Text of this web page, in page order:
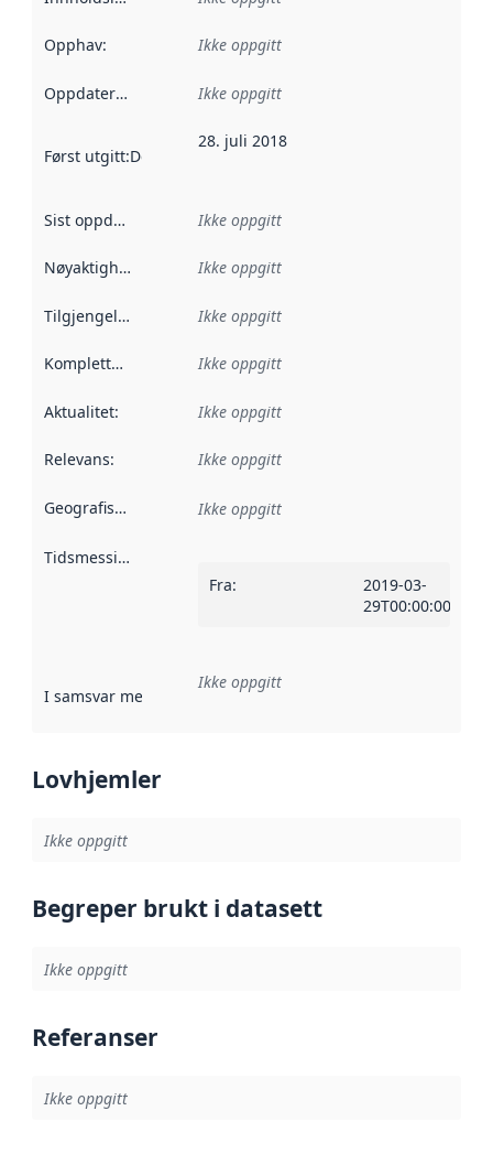
Opphav: Ikke oppgitt
Oppdateringsfrekvens :
Ikke oppgitt
Først utgitt:Denne datoen sier når dataene i dette
28. juli 2018
Sist oppdatert Ikke oppgitt
Nøyaktighet Ikke oppgitt
Tilgjengelighet Ikke oppgitt
Kompletthet Ikke oppgitt
Aktualitet: Ikke oppgitt
Relevans: Ikke oppgitt
Geografisk avgrensning :
Ikke oppgitt
Tidsmessig avgrensning
Fra:
2019-03-
29T00:00:00Z
I samsvar med Referanse til en implementasjonsregel
Ikke oppgitt
Lovhjemler
Ikke oppgitt
Begreper brukt i datasett
Ikke oppgitt
Referanser
Ikke oppgitt